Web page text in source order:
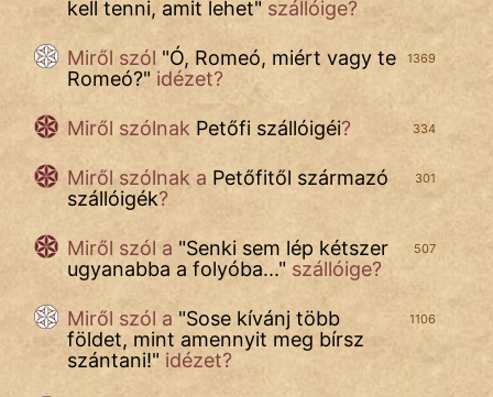
kell tenni, amit lehet" szállóige?
1369
Miről szól "Ó, Romeó, miért vagy te
Romeó?" idézet?
334
Miről szólnak Petőfi szállóigéi?
301
Miről szólnak a Petőfitől származó
szállóigék?
507
Miről szól a "Senki sem lép kétszer
ugyanabba a folyóba..." szállóige?
1106
Miről szól a "Sose kívánj több
földet, mint amennyit meg bírsz
szántani!" idézet?